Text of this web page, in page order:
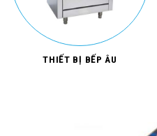
THIẾT BỊ BẾP ÂU